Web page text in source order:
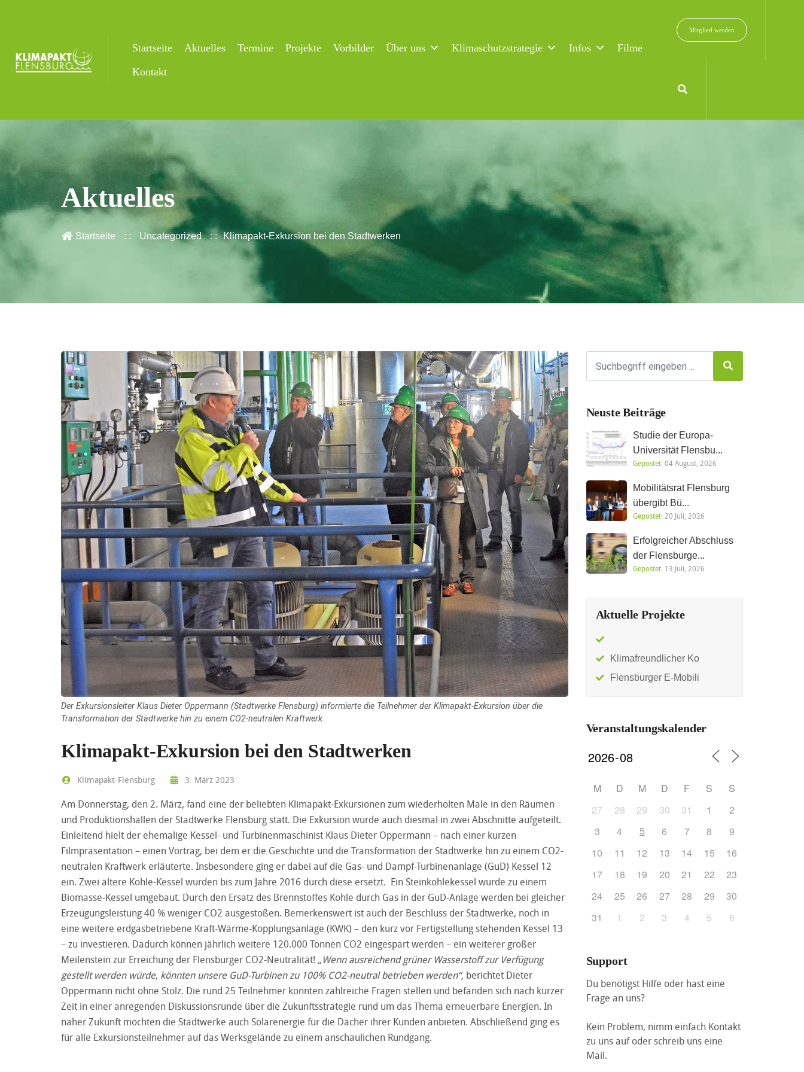
Startseite Aktuelles Termine Projekte Vorbilder Über uns Klimaschutzstrategie Infos
Filme
Kontakt
Mitglied werden
Aktuelles
Startseite Uncategorized Klimapakt-Exkursion bei den Stadtwerken
Der Exkursionsleiter Klaus Dieter Oppermann (Stadtwerke Flensburg) informierte die Teilnehmer der Klimapakt-Exkursion über die
Transformation der Stadtwerke hin zu einem CO2-neutralen Kraftwerk.
Klimapakt-Exkursion bei den Stadtwerken
Klimapakt-Flensburg 3. März 2023
Am Donnerstag, den 2. März, fand eine der beliebten Klimapakt-Exkursionen zum wiederholten Male in den Räumen
und Produktionshallen der Stadtwerke Flensburg statt. Die Exkursion wurde auch diesmal in zwei Abschnitte aufgeteilt.
Einleitend hielt der ehemalige Kessel- und Turbinenmaschinist Klaus Dieter Oppermann – nach einer kurzen
Filmpräsentation – einen Vortrag, bei dem er die Geschichte und die Transformation der Stadtwerke hin zu einem CO2-
neutralen Kraftwerk erläuterte. Insbesondere ging er dabei auf die Gas- und Dampf-Turbinenanlage (GuD) Kessel 12
ein. Zwei ältere Kohle-Kessel wurden bis zum Jahre 2016 durch diese ersetzt. Ein Steinkohlekessel wurde zu einem
Biomasse-Kessel umgebaut. Durch den Ersatz des Brennstoffes Kohle durch Gas in der GuD-Anlage werden bei gleicher
Erzeugungsleistung 40 % weniger CO2 ausgestoßen. Bemerkenswert ist auch der Beschluss der Stadtwerke, noch in
eine weitere erdgasbetriebene Kraft-Wärme-Kopplungsanlage (KWK) – den kurz vor Fertigstellung stehenden Kessel 13
– zu investieren. Dadurch können jährlich weitere 120.000 Tonnen CO2 eingespart werden – ein weiterer großer
Meilenstein zur Erreichung der Flensburger CO2-Neutralität! „Wenn ausreichend grüner Wasserstoff zur Verfügung
gestellt werden würde, könnten unsere GuD-Turbinen zu 100% CO2-neutral betrieben werden“, berichtet Dieter
Oppermann nicht ohne Stolz. Die rund 25 Teilnehmer konnten zahlreiche Fragen stellen und befanden sich nach kurzer
Zeit in einer anregenden Diskussionsrunde über die Zukunftsstrategie rund um das Thema erneuerbare Energien. In
naher Zukunft möchten die Stadtwerke auch Solarenergie für die Dächer ihrer Kunden anbieten. Abschließend ging es
für alle Exkursionsteilnehmer auf das Werksgelände zu einem anschaulichen Rundgang.
Neuste Beiträge
Studie der Europa-
Universität Flensbu...
Gepostet:04 August, 2026
Mobilitätsrat Flensburg
übergibt Bü...
Gepostet:20 Juli, 2026
Erfolgreicher Abschluss
der Flensburge...
Gepostet:13 Juli, 2026
Aktuelle Projekte
Klimafreundlicher Ko
Flensburger E-Mobili
Veranstaltungskalender
M D M D F S
S
27
28 29 30 31 1
2
3
4 5 6 7 8
9
10
11 12 13 14 15
16
17
18 19 20 21 22
23
24
25 26 27 28 29
30
31
1 2 3 4 5 6
Support
Du benötigst Hilfe oder hast eine
Frage an uns?
Kein Problem, nimm einfach Kontakt
zu uns auf oder schreib uns eine
Mail.